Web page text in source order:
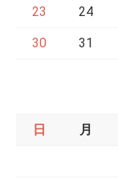
23 24
30 31
日 月